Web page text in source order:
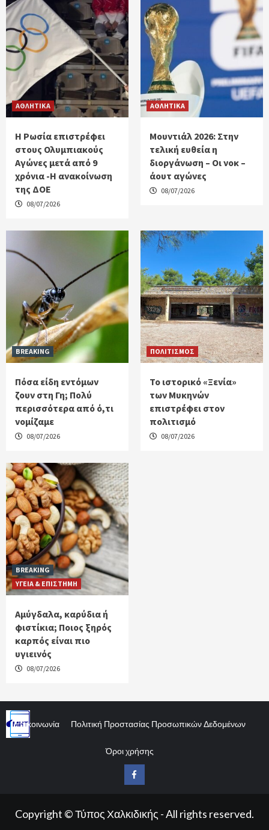
ΑΘΛΗΤΙΚΑ
Η Ρωσία επιστρέφει
στους Ολυμπιακούς
Αγώνες μετά από 9
χρόνια -Η ανακοίνωση
της ΔΟΕ
08/07/2026
ΑΘΛΗΤΙΚΑ
Μουντιάλ 2026: Στην
τελική ευθεία η
διοργάνωση – Οι νοκ –
άουτ αγώνες
08/07/2026
BREAKING
Πόσα είδη εντόμων
ζουν στη Γη; Πολύ
περισσότερα από ό,τι
νομίζαμε
08/07/2026
ΠΟΛΙΤΙΣΜΟΣ
Το ιστορικό «Ξενία»
των Μυκηνών
επιστρέφει στον
πολιτισμό
08/07/2026
BREAKING
ΥΓΕΙΑ & ΕΠΙΣΤΗΜΗ
Αμύγδαλα, καρύδια ή
φιστίκια; Ποιος ξηρός
καρπός είναι πιο
υγιεινός
08/07/2026
Επικοινωνία Πολιτική Προστασίας Προσωπικών Δεδομένων
Όροι χρήσης
Facebook
Copyright © Τύπος Χαλκιδικής - All rights reserved.